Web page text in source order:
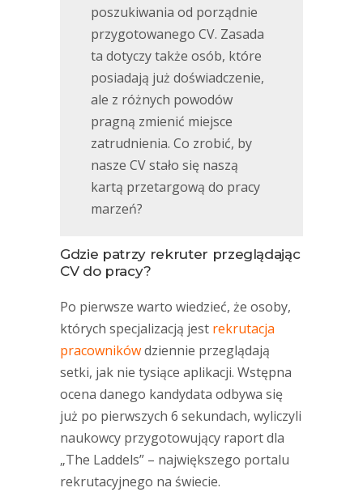
poszukiwania od porządnie
przygotowanego CV. Zasada
ta dotyczy także osób, które
posiadają już doświadczenie,
ale z różnych powodów
pragną zmienić miejsce
zatrudnienia. Co zrobić, by
nasze CV stało się naszą
kartą przetargową do pracy
marzeń?
Gdzie patrzy rekruter przeglądając
CV do pracy?
Po pierwsze warto wiedzieć, że osoby,
których specjalizacją jest rekrutacja
pracownikówdziennie przeglądają
setki, jak nie tysiące aplikacji. Wstępna
ocena danego kandydata odbywa się
już po pierwszych 6 sekundach, wyliczyli
naukowcy przygotowujący raport dla
„The Laddels” – największego portalu
rekrutacyjnego na świecie.